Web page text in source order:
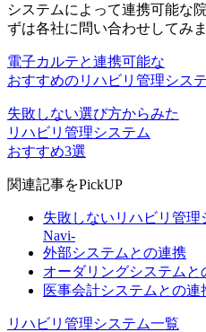
システムによって連携可能な
ずは各社に問い合わせしてみま
電子カルテと連携可能な
おすすめのリハビリ管理シス
失敗しない選び方からみた
リハビリ管理システム
おすすめ3選
関連記事をPickUP
失敗しないリハビリ管
Navi-
外部システムとの連携
オーダリングシステムと
医事会計システムとの連
リハビリ管理システム一覧